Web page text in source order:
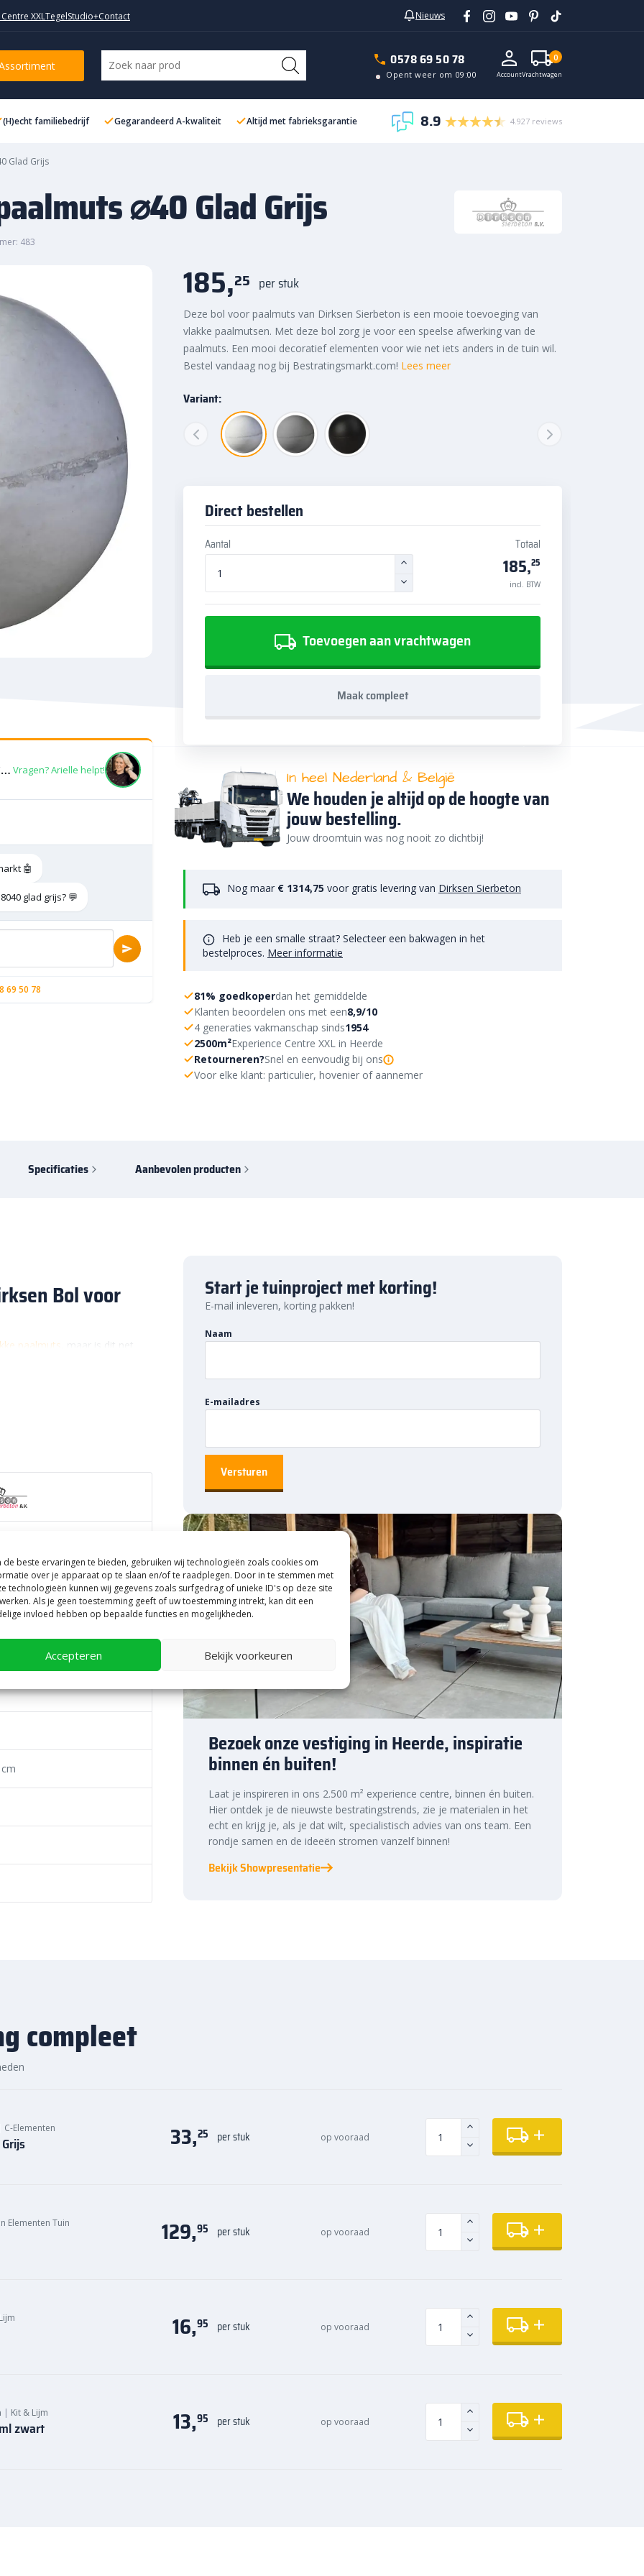
de beste ervaringen te bieden, gebruiken wij technologieën zoals cookies om
over je apparaat op te slaan en/of te raadplegen. Door in te stemmen met
technologieën kunnen wij gegevens zoals surfgedrag of unieke ID's op deze site
Als je geen toestemming geeft of uw toestemming intrekt, kan dit een
invloed hebben op bepaalde functies en mogelijkheden.
Accepteren Bekijk voorkeuren
XXLTegelStudio+Contact Nieuws
0578 69 50 78
Opent weer om 09:00 AccountVrachtwagen
0
(H)echt familiebedrijf Gegarandeerd A-kwaliteit Altijd met fabrieksgarantie 8.9 4.927 reviews
Glad Grijs
⌀40 Glad Grijs
483
dirksen bol voor paalmuts %E2%8C%8040 glad grijs Vragen? Arielle helpt!
🤖
glad grijs? 💬
69 50 78
185,25 per stuk
Deze bol voor paalmuts van Dirksen Sierbeton is een mooie toevoeging van
vlakke paalmutsen. Met deze bol zorg je voor een speelse afwerking van de
paalmuts. Een mooi decoratief elementen voor wie net iets anders in de tuin wil.
Bestel vandaag nog bij Bestratingsmarkt.com! Lees meer
Variant:
Direct bestellen
Aantal Totaal
185,25
incl. BTW
Toevoegen aan vrachtwagen
Maak compleet
In heel Nederland & België
We houden je altijd op de hoogte van
jouw bestelling.
Jouw droomtuin was nog nooit zo dichtbij!
Nog maar € 1314,75 voor gratis levering van Dirksen Sierbeton
Heb je een smalle straat? Selecteer een bakwagen in het
bestelproces. Meer informatie
81% goedkoperdan het gemiddelde
Klanten beoordelen ons met een8,9/10
4 generaties vakmanschap sinds1954
2500m²Experience Centre XXL in Heerde
Retourneren?Snel en eenvoudig bij ons
Voor elke klant: particulier, hovenier of aannemer
Specificaties Aanbevolen producten
Bol voor
paalmuts
, maar is dit net
paalmuts ⌀40 Glad Grijs de
afwerking aan je
voor zowel landelijke als
in verschillende.
bevestiging. Zo zorgt
afwerking van je tuin.
bekende Nederlandse fabrikant
goede grondstoffen en
Daardoor krijg je
dat jarenlang mooi blijft
het beton sterk en duurzaam.
Bol voor
op paalmutsen,
deze betonnen sierbol je tuin
Denk bijvoorbeeld aan
Of wat dacht je van
formaten met elkaar
prijs, snelle
eens snel aan de slag met
Bol voor paalmuts
tinten
kant
Start je tuinproject met korting!
E-mail inleveren, korting pakken!
Naam
E-mailadres
Bezoek onze vestiging in Heerde, inspiratie
binnen én buiten!
Laat je inspireren in ons 2.500 m² experience centre, binnen én buiten.
Hier ontdek je de nieuwste bestratingstrends, zie je materialen in het
echt en krijg je, als je dat wilt, specialistisch advies van ons team. Een
rondje samen en de ideeën stromen vanzelf binnen!
Bekijk Showpresentatie
compleet
C-Elementen 33,25 per stuk op vooraad
Elementen Tuin 129,95 per stuk op vooraad
16,95 per stuk op vooraad
| Kit & Lijm
zwart 13,95 per stuk op vooraad
Grijs In vrachtwagen